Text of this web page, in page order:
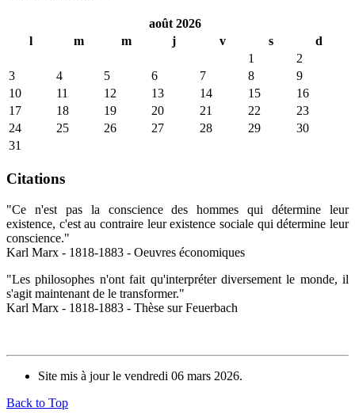
août 2026
l
m m j v s
d
1
2
3
4 5 6 7 8
9
10
11 12 13 14 15
16
17
18 19 20 21 22
23
24
25 26 27 28 29
30
31
Citations
"Ce n'est pas la conscience des hommes qui détermine leur
existence, c'est au contraire leur existence sociale qui détermine leur
conscience."
Karl Marx - 1818-1883 - Oeuvres économiques
"Les philosophes n'ont fait qu'interpréter diversement le monde, il
s'agit maintenant de le transformer."
Karl Marx - 1818-1883 - Thèse sur Feuerbach
Site mis à jour le vendredi 06 mars 2026.
Back to Top